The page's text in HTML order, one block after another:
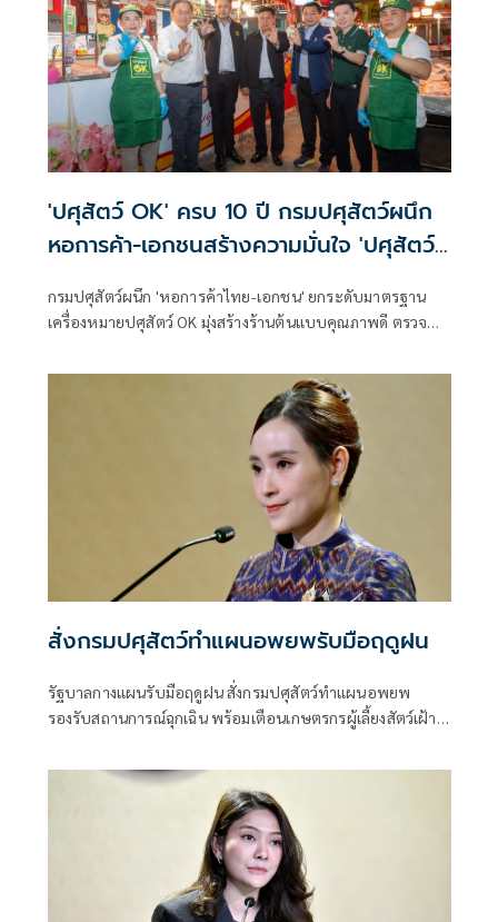
'ปศุสัตว์ OK' ครบ 10 ปี กรมปศุสัตว์ผนึก
หอการค้า-เอกชนสร้างความมั่นใจ 'ปศุสัตว์
กรมปศุสัตว์ผนึก 'หอการค้าไทย-เอกชน' ยกระดับมาตรฐาน
เครื่องหมายปศุสัตว์ OK มุ่งสร้างร้านต้นแบบคุณภาพดี ตรวจ
ปลอดภัยทุกคำ-ไม่แพง
สั่งกรมปศุสัตว์ทำแผนอพยพรับมือฤดูฝน
รัฐบาลกางแผนรับมือฤดูฝน สั่งกรมปศุสัตว์ทำแผนอพยพ
รองรับสถานการณ์ฉุกเฉิน พร้อมเตือนเกษตรกรผู้เลี้ยงสัตว์เฝ้า